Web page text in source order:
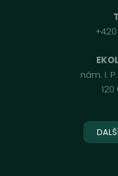
nám. I.